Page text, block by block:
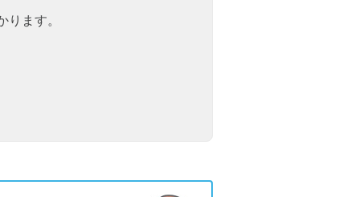
ます。